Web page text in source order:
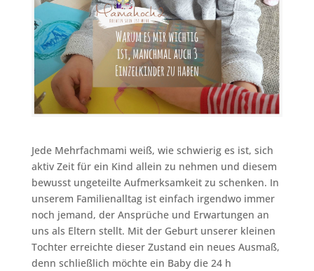
Jede Mehrfachmami weiß, wie schwierig es ist, sich
aktiv Zeit für ein Kind allein zu nehmen und diesem
bewusst ungeteilte Aufmerksamkeit zu schenken. In
unserem Familienalltag ist einfach irgendwo immer
noch jemand, der Ansprüche und Erwartungen an
uns als Eltern stellt. Mit der Geburt unserer kleinen
Tochter erreichte dieser Zustand ein neues Ausmaß,
denn schließlich möchte ein Baby die 24 h